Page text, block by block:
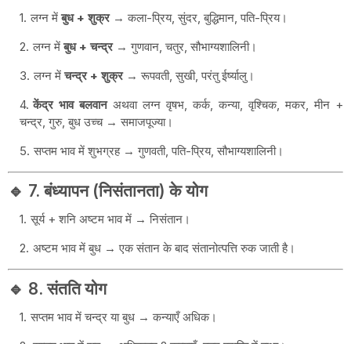
लग्न मेंबुध + शुक्र→ कला-प्रिय, सुंदर, बुद्धिमान, पति-प्रिय।
लग्न मेंबुध + चन्द्र→ गुणवान, चतुर, सौभाग्यशालिनी।
लग्न मेंचन्द्र + शुक्र→ रूपवती, सुखी, परंतु ईर्ष्यालु।
केंद्र भाव बलवानअथवा लग्न वृषभ, कर्क, कन्या, वृश्चिक, मकर, मीन +
चन्द्र, गुरु, बुध उच्च → समाजपूज्या।
सप्तम भाव में शुभग्रह → गुणवती, पति-प्रिय, सौभाग्यशालिनी।
🔹 7. बंध्यापन (निसंतानता) के योग
सूर्य + शनि अष्टम भाव में → निसंतान।
अष्टम भाव में बुध → एक संतान के बाद संतानोत्पत्ति रुक जाती है।
🔹 8. संतति योग
सप्तम भाव में चन्द्र या बुध → कन्याएँ अधिक।